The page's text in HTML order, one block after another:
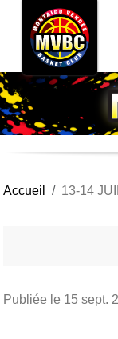
Accueil 13-14
Publiée le 15 sept.
Panneau de